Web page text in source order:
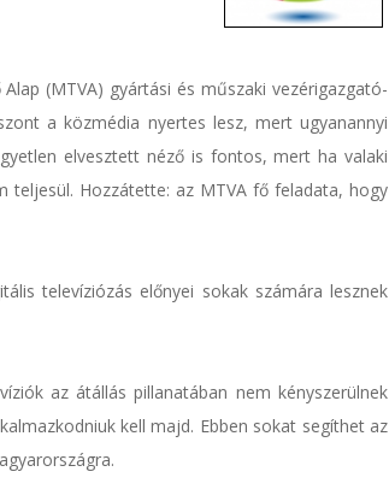
(MTVA) gyártási és műszaki vezérigazgató-
a közmédia nyertes lesz, mert ugyanannyi
elvesztett néző is fontos, mert ha valaki
teljesül. Hozzátette: az MTVA fő feladata, hogy
televíziózás előnyei sokak számára lesznek
az átállás pillanatában nem kényszerülnek
kell majd. Ebben sokat segíthet az